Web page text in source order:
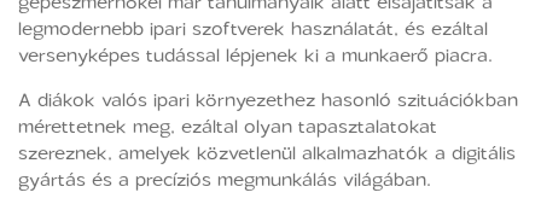
legmodernebb ipari szoftverek használatát, és ezáltal
versenyképes tudással lépjenek ki a munkaerő piacra.
A diákok valós ipari környezethez hasonló szituációkban
mérettetnek meg, ezáltal olyan tapasztalatokat
szereznek, amelyek közvetlenül alkalmazhatók a digitális
gyártás és a precíziós megmunkálás világában.